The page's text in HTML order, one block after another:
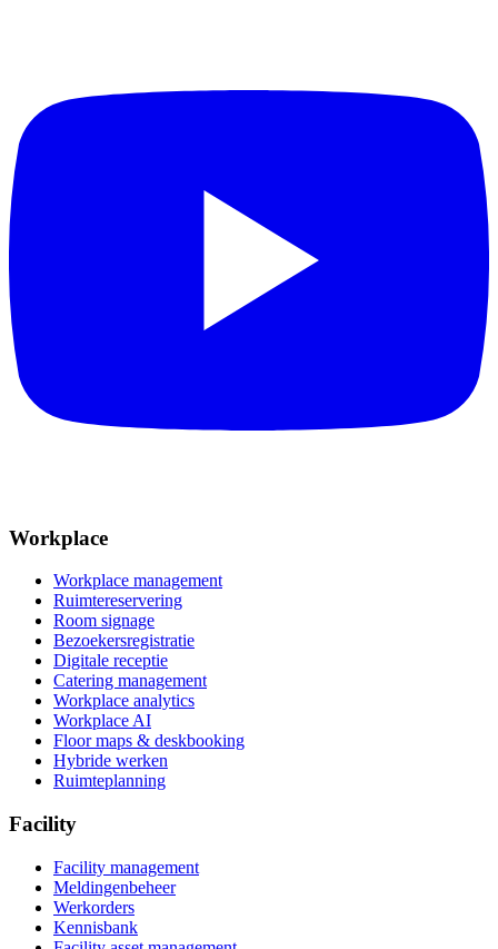
Workplace
Workplace management
Ruimtereservering
Room signage
Bezoekersregistratie
Digitale receptie
Catering management
Workplace analytics
Workplace AI
Floor maps & deskbooking
Hybride werken
Ruimteplanning
Facility
Facility management
Meldingenbeheer
Werkorders
Kennisbank